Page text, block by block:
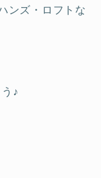
ンズ・ロフトな
♪